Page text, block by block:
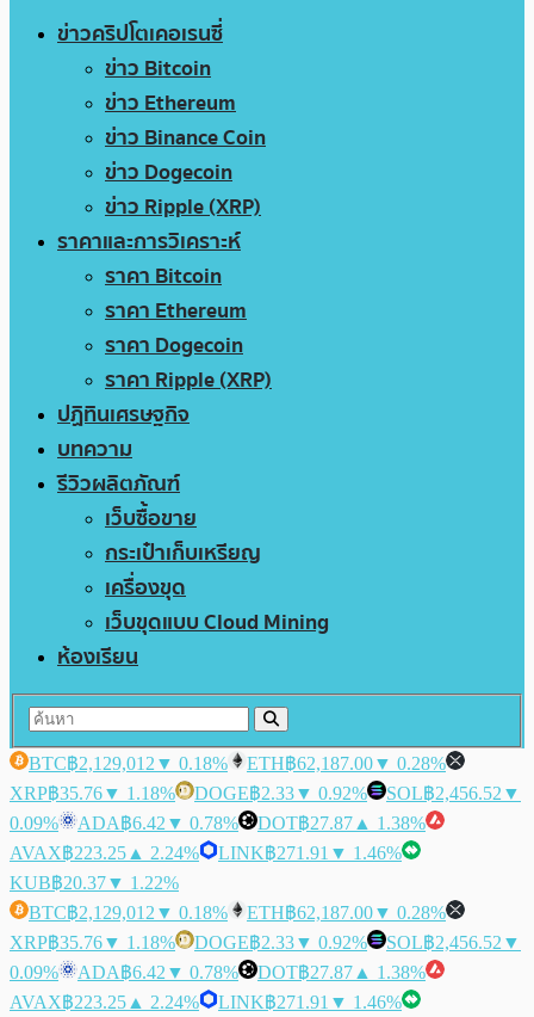
ข่าวคริปโตเคอเรนซี่
ข่าว Bitcoin
ข่าว Ethereum
ข่าว Binance Coin
ข่าว Dogecoin
ข่าว Ripple (XRP)
ราคาและการวิเคราะห์
ราคา Bitcoin
ราคา Ethereum
ราคา Dogecoin
ราคา Ripple (XRP)
ปฏิทินเศรษฐกิจ
บทความ
รีวิวผลิตภัณฑ์
เว็บซื้อขาย
กระเป๋าเก็บเหรียญ
เครื่องขุด
เว็บขุดแบบ Cloud Mining
ห้องเรียน
BTC฿2,129,012 ▼ 0.18% ETH฿62,187.00▼ 0.28%
XRP฿35.76▼ 1.18% DOGE฿2.33▼ 0.92% SOL฿2,456.52 ▼
0.09%
ADA฿6.42 ▼ 0.78% DOT฿27.87 ▲ 1.38%
AVAX฿223.25 ▲ 2.24% LINK฿271.91 ▼ 1.46%
KUB฿20.37▼ 1.22%
BTC฿2,129,012 ▼ 0.18% ETH฿62,187.00▼ 0.28%
XRP฿35.76▼ 1.18% DOGE฿2.33▼ 0.92% SOL฿2,456.52 ▼
0.09%
ADA฿6.42 ▼ 0.78% DOT฿27.87 ▲ 1.38%
AVAX฿223.25 ▲ 2.24% LINK฿271.91 ▼ 1.46%